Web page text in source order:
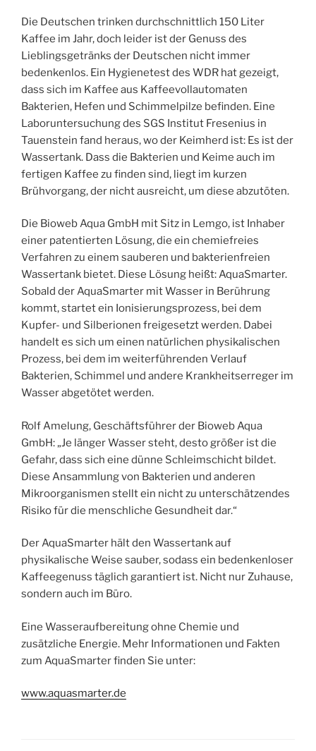
Die Deutschen trinken durchschnittlich 150 Liter
Kaffee im Jahr, doch leider ist der Genuss des
Lieblingsgetränks der Deutschen nicht immer
bedenkenlos. Ein Hygienetest des WDR hat gezeigt,
dass sich im Kaffee aus Kaffeevollautomaten
Bakterien, Hefen und Schimmelpilze befinden. Eine
Laboruntersuchung des SGS Institut Fresenius in
Tauenstein fand heraus, wo der Keimherd ist: Es ist der
Wassertank. Dass die Bakterien und Keime auch im
fertigen Kaffee zu finden sind, liegt im kurzen
Brühvorgang, der nicht ausreicht, um diese abzutöten.
Die Bioweb Aqua GmbH mit Sitz in Lemgo, ist Inhaber
einer patentierten Lösung, die ein chemiefreies
Verfahren zu einem sauberen und bakterienfreien
Wassertank bietet. Diese Lösung heißt: AquaSmarter.
Sobald der AquaSmarter mit Wasser in Berührung
kommt, startet ein Ionisierungsprozess, bei dem
Kupfer- und Silberionen freigesetzt werden. Dabei
handelt es sich um einen natürlichen physikalischen
Prozess, bei dem im weiterführenden Verlauf
Bakterien, Schimmel und andere Krankheitserreger im
Wasser abgetötet werden.
Rolf Amelung, Geschäftsführer der Bioweb Aqua
GmbH: „Je länger Wasser steht, desto größer ist die
Gefahr, dass sich eine dünne Schleimschicht bildet.
Diese Ansammlung von Bakterien und anderen
Mikroorganismen stellt ein nicht zu unterschätzendes
Risiko für die menschliche Gesundheit dar.“
Der AquaSmarter hält den Wassertank auf
physikalische Weise sauber, sodass ein bedenkenloser
Kaffeegenuss täglich garantiert ist. Nicht nur Zuhause,
sondern auch im Büro.
Eine Wasseraufbereitung ohne Chemie und
zusätzliche Energie. Mehr Informationen und Fakten
zum AquaSmarter finden Sie unter:
www.aquasmarter.de